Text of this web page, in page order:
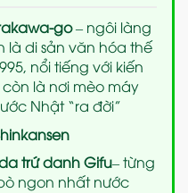
go– ngôi làng
di sản văn hóa thế
nổi tiếng với kiến
là nơi mèo máy
Nhật “ra đời”
trứ danh Gifu– từng
ngon nhất nước